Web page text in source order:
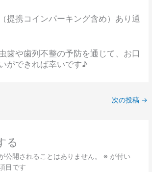
提携コインパーキング含め）あり通
歯や歯列不整の予防を通じて、お口
ができれば幸いです♪​
次の投稿 →
る
公開されることはありません。 ※ が付い
目です